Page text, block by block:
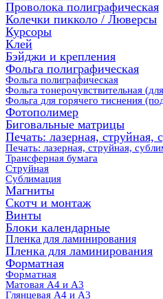
Проволока полиграфическая
Колечки пикколо / Люверсы
Курсоры
Клей
Бэйджи и крепления
Фольга полиграфическая
Фольга полиграфическая
Фольга тонерочувствительная
Фольга для горячего тиснения
Фотополимер
Биговальные матрицы
Печать: лазерная, струйная,
Печать: лазерная, струйная,
Трансферная бумага
Струйная
Сублимация
Магниты
Скотч и монтаж
Винты
Блоки календарные
Пленка для ламинирования
Пленка для ламинирования
Форматная
Форматная
Матовая А4 и А3
Глянцевая А4 и А3